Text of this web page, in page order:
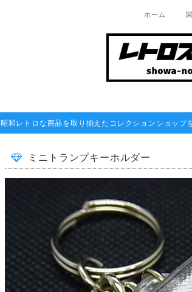
ホーム
昭和レトロな商品を取り揃えたコレクションショップ
ミニトランプキーホルダー